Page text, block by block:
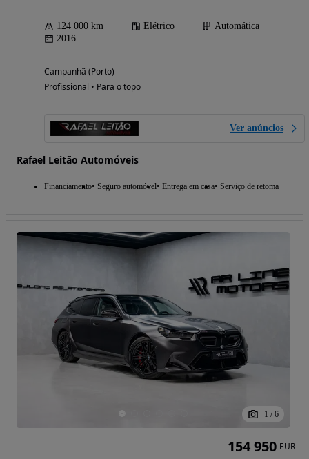
124 000 km Elétrico
Automática
2016
Campanhã (Porto)
Profissional • Para o topo
Ver anúncios
Rafael Leitão Automóveis
Financiamento Seguro automóvel Entrega em casa Serviço de retoma
1 / 6
154 950 EUR